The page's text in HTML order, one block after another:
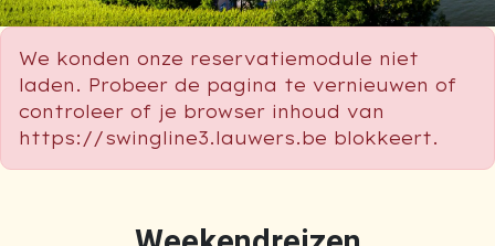
We konden onze reservatiemodule niet
laden. Probeer de pagina te vernieuwen of
controleer of je browser inhoud van
https://swingline3.lauwers.be blokkeert.